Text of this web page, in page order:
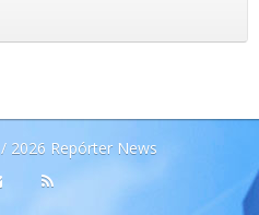
2026 Repórter News